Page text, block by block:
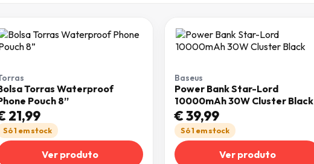
Torras Waterproof
Pouch 8”
21,99
Só 1 em stock
Ver produto
Baseus
Power Bank Star-Lord
10000mAh 30W Cluster Black
€39,99
Só 1 em stock
Ver produto